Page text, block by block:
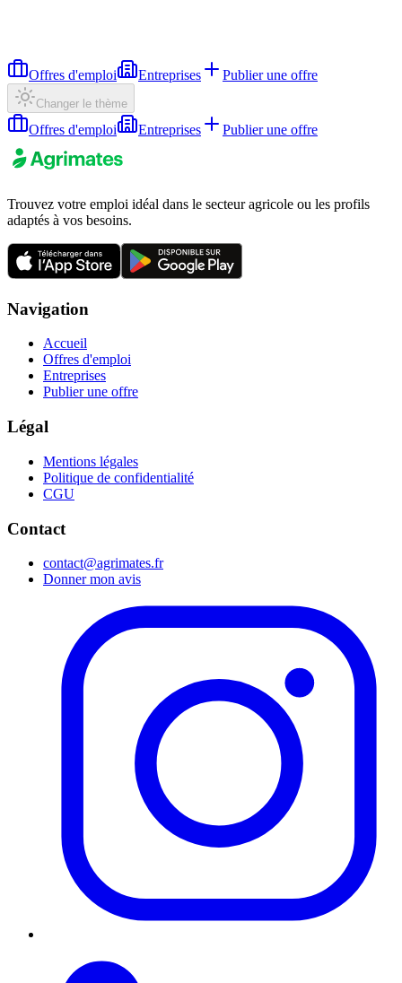
Offres d'emploi Entreprises Publier une offre
Changer le thème
Offres d'emploi Entreprises Publier une offre
Trouvez votre emploi idéal dans le secteur agricole ou les profils
adaptés à vos besoins.
Navigation
Accueil
Offres d'emploi
Entreprises
Publier une offre
Légal
Mentions légales
Politique de confidentialité
CGU
Contact
contact@agrimates.fr
Donner mon avis